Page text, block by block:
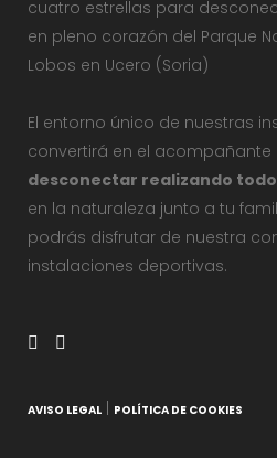
cuatro estrellas para
en pleno corazón del Parque
Lobos en Ucero (Soria)
El entorno único de nuestras
convertirá en el acompañante
desconectar realizando
en la naturaleza junto a tu
podrás disfrutar de nuestra
instalaciones deportivas.
AVISO LEGAL POLÍTICA DE COOKIES